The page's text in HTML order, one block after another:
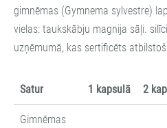
gimnēmas (Gymnema sylvestre)
vielas: taukskābju magnija sāļi.
uzņēmumā, kas sertificēts
Satur 1 kapsulā 2
Gimnēmas